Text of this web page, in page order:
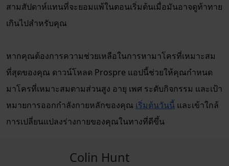
สามสัปดาห์แทนที่จะยอมแพ้ในตอนเริ่มต้นเมื่อมันอาจดูท้าทาย
เกินไปสำหรับคุณ
หากคุณต้องการความช่วยเหลือในการหามาโครที่เหมาะสม
ที่สุดของคุณ ดาวน์โหลด Prospre แอปนี้ช่วยให้คุณกำหนด
มาโครที่เหมาะสมตามส่วนสูง อายุ เพศ ระดับกิจกรรม และเป้า
หมายการออกกำลังกายหลักของคุณ เริ่มต้นวันนี้ และเข้าใกล้
การเปลี่ยนแปลงร่างกายของคุณในทางที่ดีขึ้น
Colin Hunt